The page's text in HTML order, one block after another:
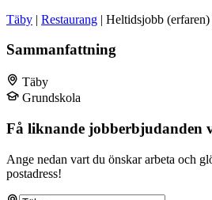
Täby | Restaurang | Heltidsjobb
Sammanfattning
Täby
Grundskola
Få liknande jobberbjudanden
Ange nedan vart du önskar arbeta och
postadress!